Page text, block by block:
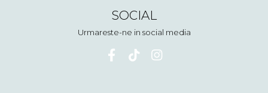
SOCIAL
Urmareste-ne in social media